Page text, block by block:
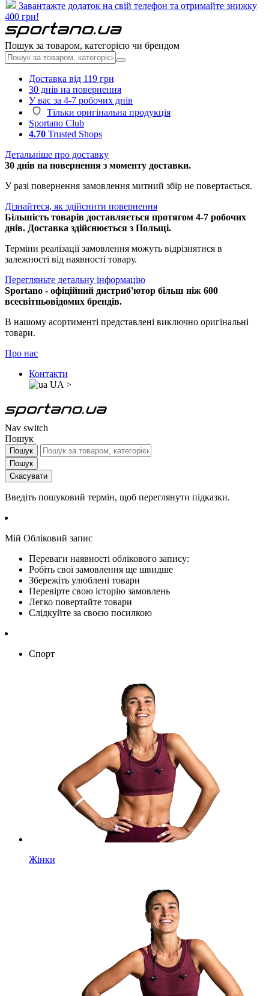
Завантажте додаток на свій телефон та отримайте знижку
400 грн!
Пошук за товаром, категорією чи брендом
Доставка від 119 грн
30 днів на повернення
У вас за 4-7 робочих днів
Тільки оригінальна продукція
Sportano Club
4.70 Trusted Shops
Детальніше про доставку
30 днів на повернення з моменту доставки.
У разі повернення замовлення митний збір не повертається.
Дізнайтеся, як здійснити повернення
Більшість товарів доставляється протягом 4-7 робочих
днів. Доставка здійснюється з Польщі.
Терміни реалізації замовлення можуть відрізнятися в
залежності від наявності товару.
Перегляньте детальну інформацію
Sportano - офіційний дистриб'ютор більш ніж 600
всесвітньовідомих брендів.
В нашому асортименті представлені виключно оригінальні
товари.
Про нас
Контакти
UA >
Nav switch
Пошук
Пошук
Пошук
Скасувати
Введіть пошуковий термін, щоб переглянути підказки.
Мій Обліковий запис
Переваги наявності облікового запису:
Робіть свої замовлення ще швидше
Збережіть улюблені товари
Перевірте свою історію замовлень
Легко повертайте товари
Слідкуйте за своєю посилкою
Спорт
Жінки